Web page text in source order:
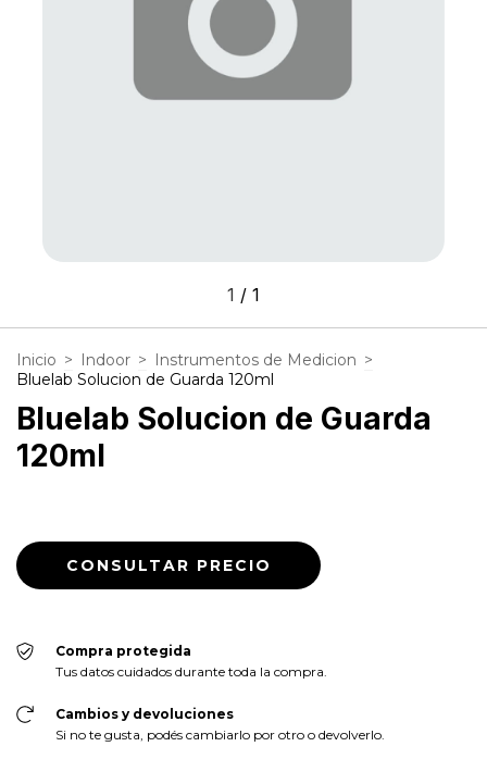
1 / 1
Inicio > Indoor > Instrumentos de Medicion >
Bluelab Solucion de Guarda 120ml
Bluelab Solucion de Guarda
120ml
Compra protegida
Tus datos cuidados durante toda la compra.
Cambios y devoluciones
Si no te gusta, podés cambiarlo por otro o devolverlo.